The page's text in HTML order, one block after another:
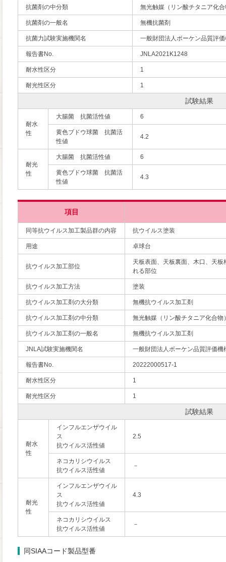
抗菌剤の中分類 無光触媒（リン酸チタニア化
抗菌剤の一般名 無機抗菌剤
抗菌力試験実施機関名 一般財団法人ボーケン品質評
報告書No. JNLA2021K1248
耐水性区分 1
耐光性区分 1
試験結果
耐水
性
大腸菌 抗菌活性値 6
黄色ブドウ球菌 抗菌活
性値
4.2
耐光
性
大腸菌 抗菌活性値 6
黄色ブドウ球菌 抗菌活
性値
4.3
項目
同等抗ウイルス加工製品群の内容 抗ウイルス塗装
用途 卓球台
抗ウイルス加工部位
天板表面、天板裏面、木口、天
れる部位
抗ウイルス加工方法 塗装
抗ウイルス加工剤の大分類 無機抗ウイルス加工剤
抗ウイルス加工剤の中分類 無光触媒（リン酸チタニア化合物
抗ウイルス加工剤の一般名 無機抗ウイルス加工剤
JNLA試験実施機関名 一般財団法人ボーケン品質評価機
報告書No. 20222000517-1
耐水性区分 1
耐光性区分 1
試験結果
耐水
性
インフルエンザウイル
ス
抗ウイルス活性値
2.5
ネコカリシウイルス
抗ウイルス活性値
－
耐光
性
インフルエンザウイル
ス
抗ウイルス活性値
4.3
ネコカリシウイルス
抗ウイルス活性値
－
同SIAAコード製品型番